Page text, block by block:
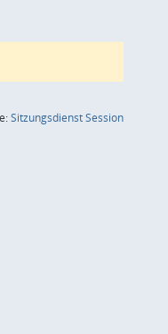
SitzungsdienstSession(Wird in